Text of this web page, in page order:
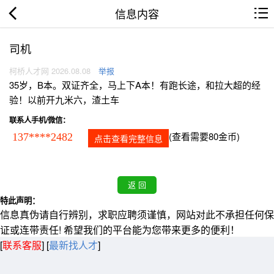
信息内容
司机
柯桥人才网 2026.08.08 举报
35岁，B本。双证齐全，马上下A本！有跑长途，和拉大超的经
验！以前开九米六，渣土车
联系人手机/微信：
137****2482 点击查看完整信息 (查看需要80金币)
特此声明：
信息真伪请自行辨别，求职应聘须谨慎，网站对此不承担任何保
证或连带责任! 希望我们的平台能为您带来更多的便利！
[联系客服] [最新找人才]